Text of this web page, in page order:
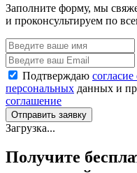
Заполните форму, мы
и проконсультируем по
Подтверждаю
персональных данных и
соглашение
Отправить заявку
Загрузка...
Получите